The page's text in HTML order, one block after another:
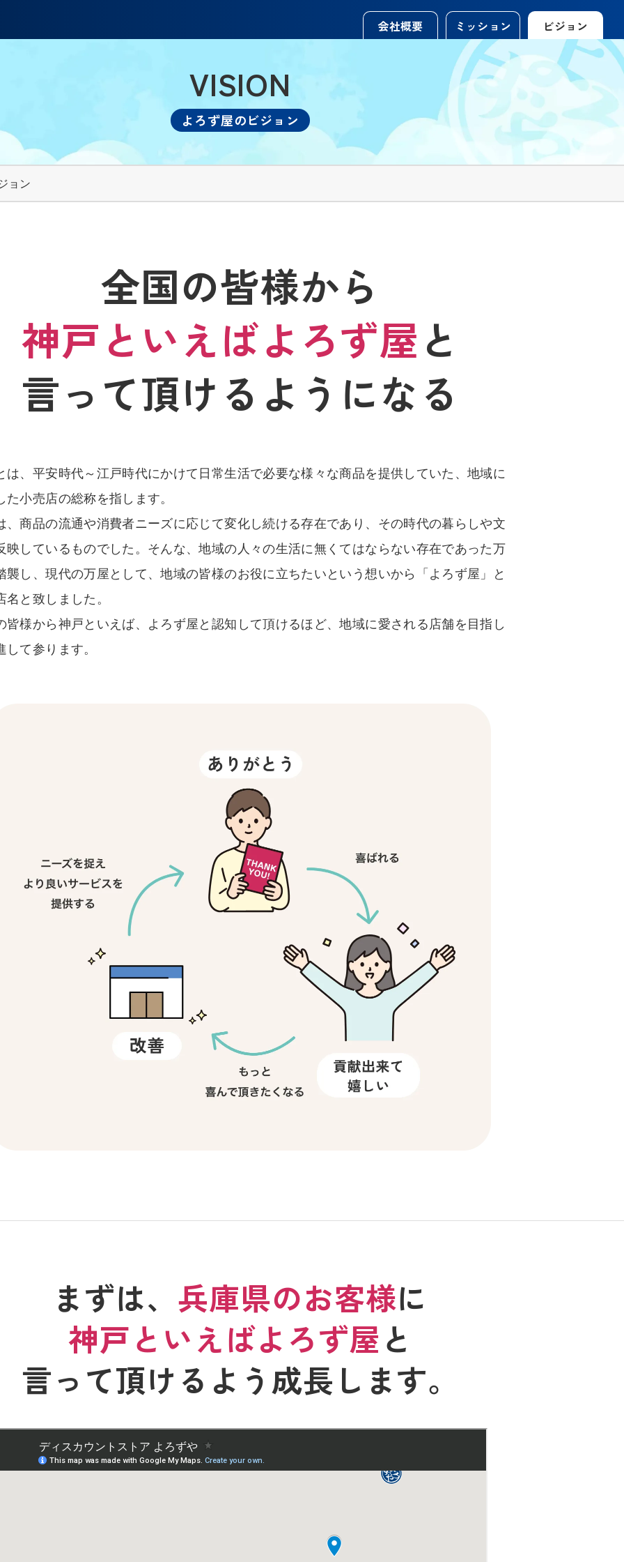
会社概要 ミッション ビジョン
VISION
よろず屋のビジョン
ョン
全国の皆様から
神戸といえばよろず屋と
言って頂けるようになる
は、平安時代～江戸時代にかけて日常生活で必要な様々な商品を提供していた、地域に
た小売店の総称を指します。
、商品の流通や消費者ニーズに応じて変化し続ける存在であり、その時代の暮らしや文
映しているものでした。そんな、地域の人々の生活に無くてはならない存在であった万
襲し、現代の万屋として、地域の皆様のお役に立ちたいという想いから「よろず屋」と
名と致しました。
皆様から神戸といえば、よろず屋と認知して頂けるほど、地域に愛される店舗を目指し
して参ります。
まずは、 兵庫県のお客様に
神戸といえばよろず屋と
言って頂けるよう 成長します。